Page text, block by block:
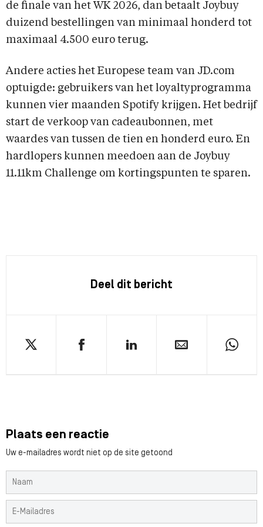
de finale van het WK 2026, dan betaalt Joybuy
duizend bestellingen van minimaal honderd tot
maximaal 4.500 euro terug.
Andere acties het Europese team van JD.com
optuigde: gebruikers van het loyaltyprogramma
kunnen vier maanden Spotify krijgen. Het bedrijf
start de verkoop van cadeaubonnen, met
waardes van tussen de tien en honderd euro. En
hardlopers kunnen meedoen aan de Joybuy
11.11km Challenge om kortingspunten te sparen.
Deel dit bericht
Plaats een reactie
Uw e-mailadres wordt niet op de site getoond